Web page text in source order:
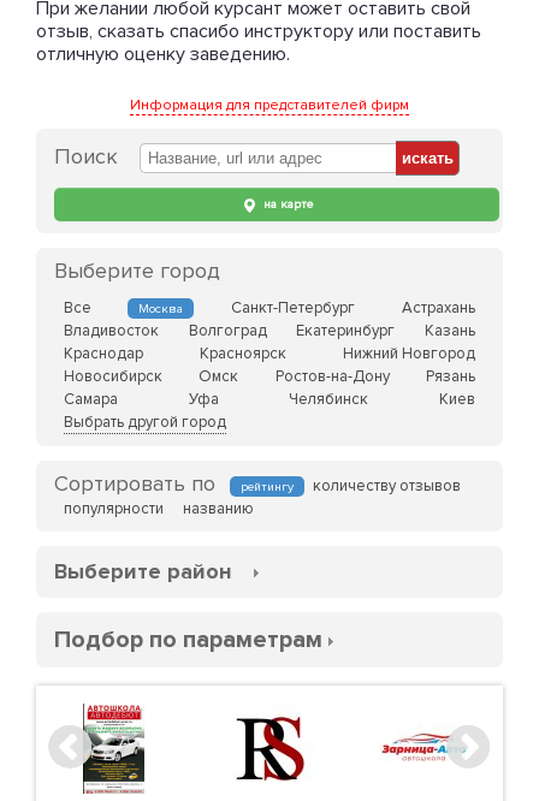
При желании любой курсант может оставить свой
отзыв, сказать спасибо инструктору или поставить
отличную оценку заведению.
Информация для представителей фирм
Поиск
на карте
Выберите город
Все Москва Санкт-Петербург
Астрахань
Владивосток
Волгоград Екатеринбург
Казань
Краснодар
Красноярск
Нижний Новгород
Новосибирск
Омск Ростов-на-Дону
Рязань
Самара
Уфа Челябинск
Киев
Выбрать другой город
Сортировать по рейтингу
количеству отзывов
популярности
названию
Выберите район
Подбор по параметрам